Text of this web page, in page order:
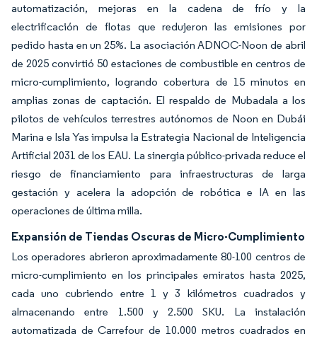
automatización, mejoras en la cadena de frío y la
electrificación de flotas que redujeron las emisiones por
pedido hasta en un 25%. La asociación ADNOC-Noon de abril
de 2025 convirtió 50 estaciones de combustible en centros de
micro-cumplimiento, logrando cobertura de 15 minutos en
amplias zonas de captación. El respaldo de Mubadala a los
pilotos de vehículos terrestres autónomos de Noon en Dubái
Marina e Isla Yas impulsa la Estrategia Nacional de Inteligencia
Artificial 2031 de los EAU. La sinergia público-privada reduce el
riesgo de financiamiento para infraestructuras de larga
gestación y acelera la adopción de robótica e IA en las
operaciones de última milla.
Expansión de Tiendas Oscuras de Micro-Cumplimiento
Los operadores abrieron aproximadamente 80-100 centros de
micro-cumplimiento en los principales emiratos hasta 2025,
cada uno cubriendo entre 1 y 3 kilómetros cuadrados y
almacenando entre 1.500 y 2.500 SKU. La instalación
automatizada de Carrefour de 10.000 metros cuadrados en